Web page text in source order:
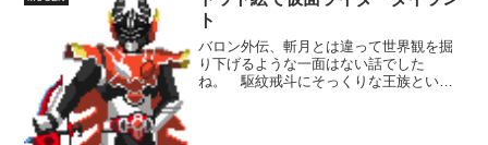
わせて動きを変える形の方...
ト
バロン外伝、斬月とは違って世界観を掘
り下げるような一面はない話でした
ね。 駆紋戒斗にそっくりな王族という